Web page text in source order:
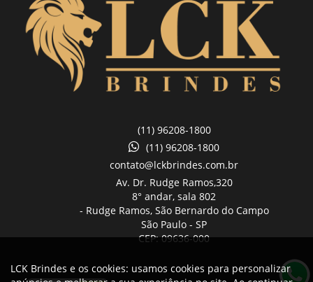
(11) 96208-1800
(11) 96208-1800
contato@lckbrindes.com.br
Av. Dr. Rudge Ramos,320
8° andar, sala 802
- Rudge Ramos, São Bernardo do Campo
São Paulo - SP
CEP: 09636-000
LCK Brindes e os cookies: usamos cookies para personalizar